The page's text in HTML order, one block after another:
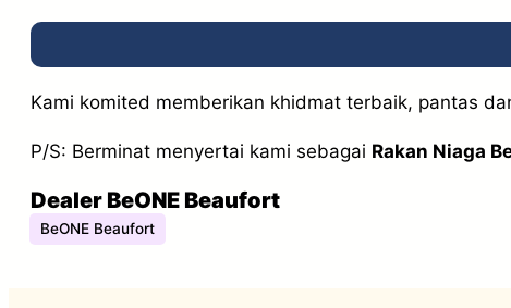
Kami komited memberikan khidmat terbaik, pantas
P/S: Berminat menyertai kami sebagai Rakan Niaga
Dealer BeONE Beaufort
BeONE Beaufort